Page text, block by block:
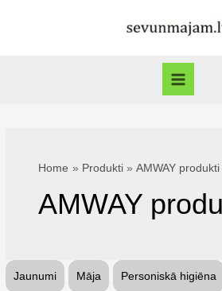
Main
Home Produkti AMWAY produkti
AMWAY
Jaunumi Māja Personiskā higiēna